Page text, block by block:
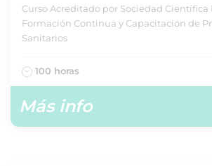
Curso Acreditado por Sociedad Científica
Formación Continua y Capacitación de
Sanitarios
100 horas
Más info